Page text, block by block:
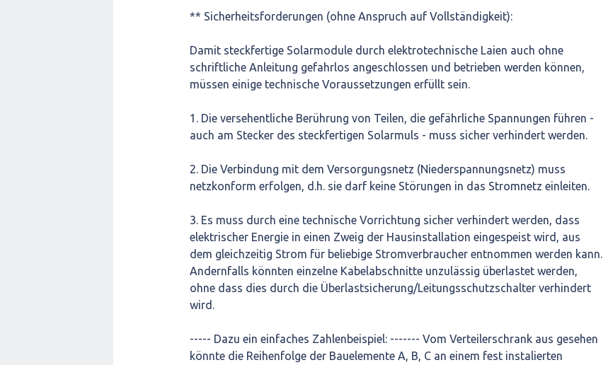
** Sicherheitsforderungen (ohne Anspruch auf Vollständigkeit):
Damit steckfertige Solarmodule durch elektrotechnische Laien auch ohne
schriftliche Anleitung gefahrlos angeschlossen und betrieben werden können,
müssen einige technische Voraussetzungen erfüllt sein.
1. Die versehentliche Berührung von Teilen, die gefährliche Spannungen führen -
auch am Stecker des steckfertigen Solarmuls - muss sicher verhindert werden.
2. Die Verbindung mit dem Versorgungsnetz (Niederspannungsnetz) muss
netzkonform erfolgen, d.h. sie darf keine Störungen in das Stromnetz einleiten.
3. Es muss durch eine technische Vorrichtung sicher verhindert werden, dass
elektrischer Energie in einen Zweig der Hausinstallation eingespeist wird, aus
dem gleichzeitig Strom für beliebige Stromverbraucher entnommen werden kann.
Andernfalls könnten einzelne Kabelabschnitte unzulässig überlastet werden,
ohne dass dies durch die Überlastsicherung/Leitungsschutzschalter verhindert
wird.
----- Dazu ein einfaches Zahlenbeispiel: ------- Vom Verteilerschrank aus gesehen
könnte die Reihenfolge der Bauelemente A, B, C an einem fest instalierten